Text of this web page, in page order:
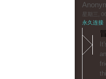
星期三,
永久连接